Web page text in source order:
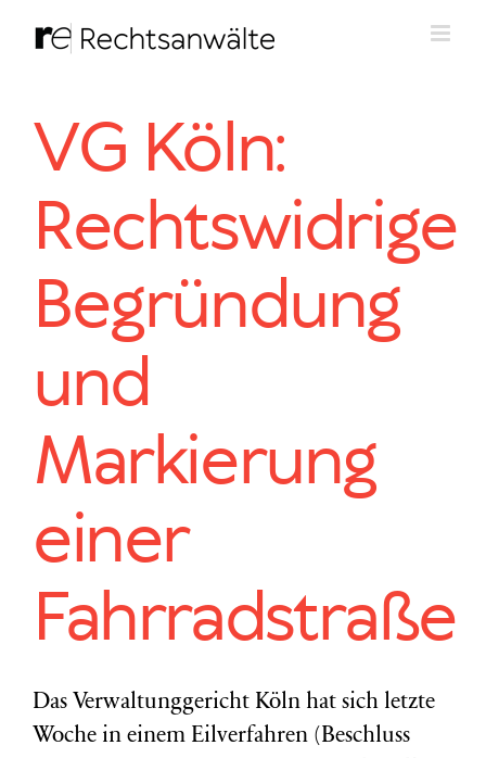
Inhalt
VG Köln:
Rechtswidrige
Begründung
und
Markierung
einer
Fahrradstraße
Das Verwaltunggericht Köln hat sich letzte
Woche in einem Eilverfahren (Beschluss